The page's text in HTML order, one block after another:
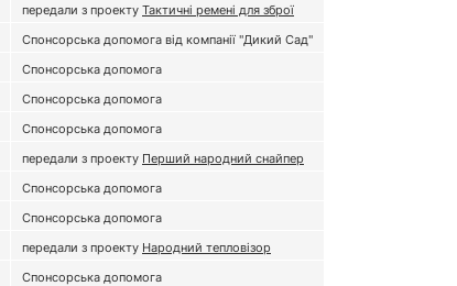
передали з проекту Тактичні ремені для зброї
Спонсорська допомога від компанії "Дикий Сад"
Спонсорська допомога
Спонсорська допомога
Спонсорська допомога
передали з проекту Перший народний снайпер
Спонсорська допомога
Спонсорська допомога
передали з проекту Народний тепловізор
Спонсорська допомога